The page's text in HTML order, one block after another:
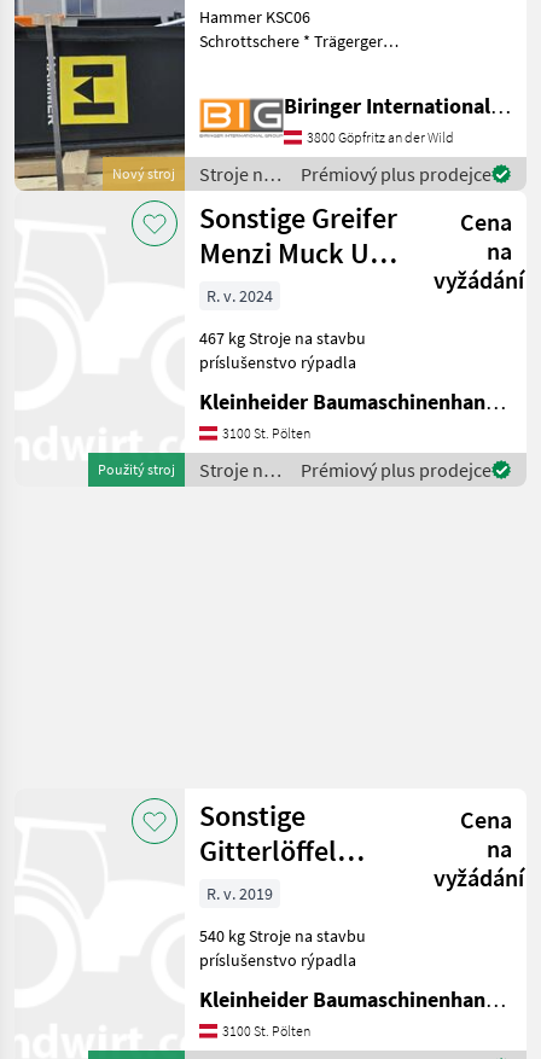
Nový stroj
Hammer KSC06
Schrottschere * Trägergerät
2750 kN * Öffnungsweite:
350 mm * Maultiefe: 348
mm * Gesamtlänge:
Biringer International GmbH
3800 Göpfritz an der Wild
Stroje na
stavbu /
Sonstige
Prémiový plus prodejce
Použitý stroj
Sonstige Greifer
Menzi Muck UG
08 M10
Cena
na
vyžádání
R. v. 2024
467 kg Stroje na stavbu
príslušenstvo rýpadla
Kleinheider Baumaschinenhandel GmbH.
3100 St. Pölten
Stroje na
stavbu /
Prémiový plus prodejce
Sonstige
Gitterlöffel
Martin SGL 1100
Cena
na
vyžádání
R. v. 2019
540 kg Stroje na stavbu
príslušenstvo rýpadla
Kleinheider Baumaschinenhandel GmbH.
3100 St. Pölten